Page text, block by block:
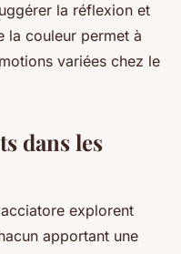
la réflexion et
la couleur permet à
variées chez le
dans les
explorent
apportant une